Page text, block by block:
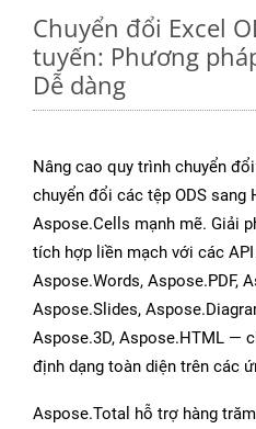
Chuyển đổi Excel
tuyến: Phương
Dễ dàng
Nâng cao quy trình chuyển
chuyển đổi các tệp ODS sang
Aspose.Cells mạnh mẽ. Giải
tích hợp liền mạch với các
Aspose.Words, Aspose.PDF,
Aspose.Slides,
Aspose.3D, Aspose.HTML —
định dạng toàn diện trên các
Aspose.Total hỗ trợ hàng